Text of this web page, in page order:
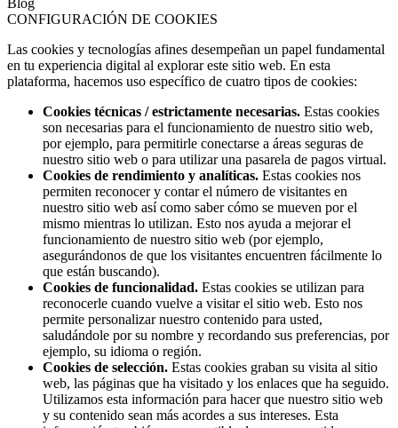
Blog
CONFIGURACIÓN DE COOKIES
Las cookies y tecnologías afines desempeñan un papel fundamental
en tu experiencia digital al explorar este sitio web. En esta
plataforma, hacemos uso específico de cuatro tipos de cookies:
Cookies técnicas / estrictamente necesarias. Estas cookies
son necesarias para el funcionamiento de nuestro sitio web,
por ejemplo, para permitirle conectarse a áreas seguras de
nuestro sitio web o para utilizar una pasarela de pagos virtual.
Cookies de rendimiento y analíticas. Estas cookies nos
permiten reconocer y contar el número de visitantes en
nuestro sitio web así como saber cómo se mueven por el
mismo mientras lo utilizan. Esto nos ayuda a mejorar el
funcionamiento de nuestro sitio web (por ejemplo,
asegurándonos de que los visitantes encuentren fácilmente lo
que están buscando).
Cookies de funcionalidad. Estas cookies se utilizan para
reconocerle cuando vuelve a visitar el sitio web. Esto nos
permite personalizar nuestro contenido para usted,
saludándole por su nombre y recordando sus preferencias, por
ejemplo, su idioma o región.
Cookies de selección. Estas cookies graban su visita al sitio
web, las páginas que ha visitado y los enlaces que ha seguido.
Utilizamos esta información para hacer que nuestro sitio web
y su contenido sean más acordes a sus intereses. Esta